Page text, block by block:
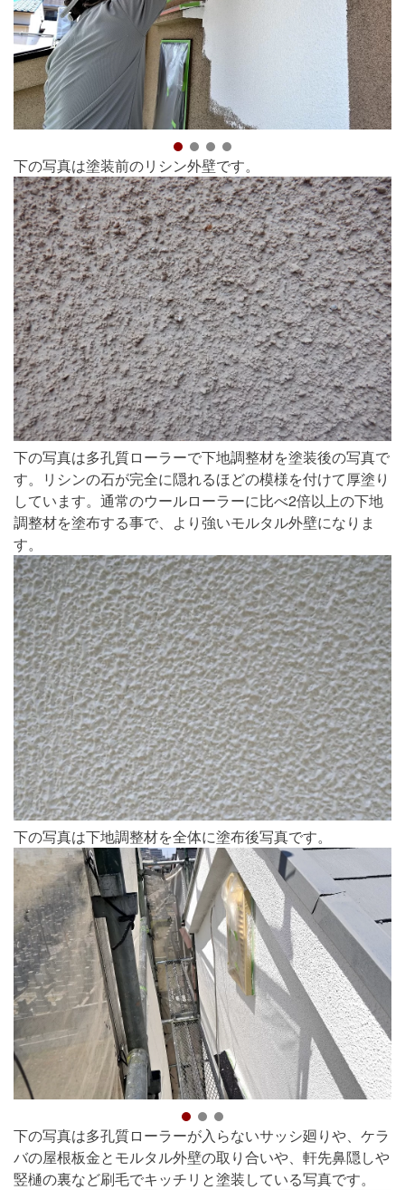
下の写真は塗装前のリシン外壁です。
下の写真は多孔質ローラーで下地調整材を塗装後の写真で
す。リシンの石が完全に隠れるほどの模様を付けて厚塗り
しています。通常のウールローラーに比べ2倍以上の下地
調整材を塗布する事で、より強いモルタル外壁になりま
す。
下の写真は下地調整材を全体に塗布後写真です。
下の写真は多孔質ローラーが入らないサッシ廻りや、ケラ
バの屋根板金とモルタル外壁の取り合いや、軒先鼻隠しや
竪樋の裏など刷毛でキッチリと塗装している写真です。